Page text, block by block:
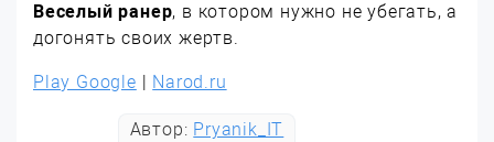
Веселый ранер, в котором нужно не убегать, а
догонять своих жертв.
Play Google Narod.ru
Автор: Pryanik_IT